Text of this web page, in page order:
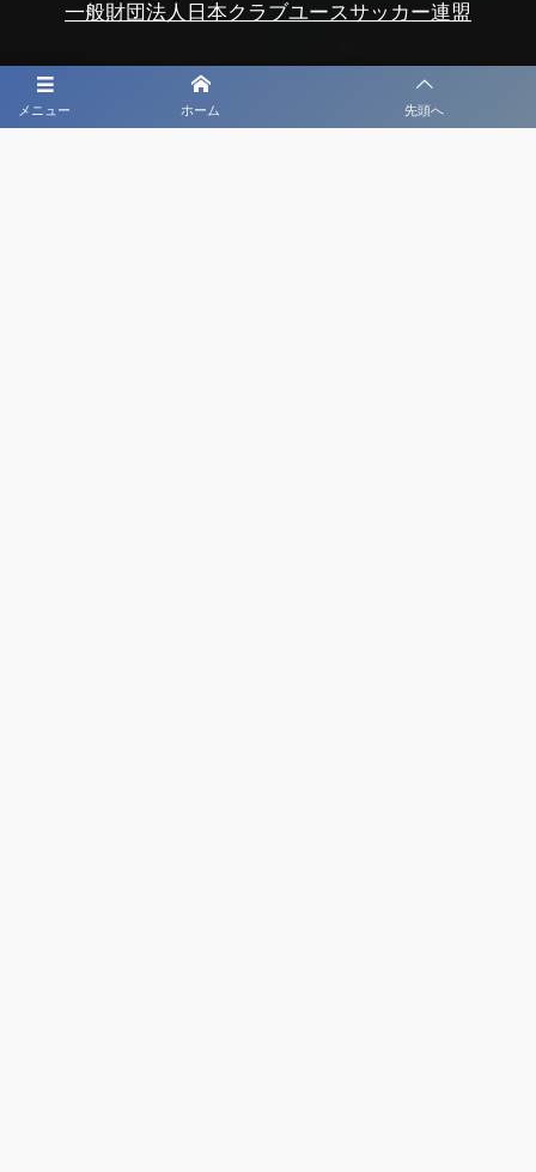
メニュー ホーム 先頭へ
一般財団法人日本クラブユースサッカー連盟